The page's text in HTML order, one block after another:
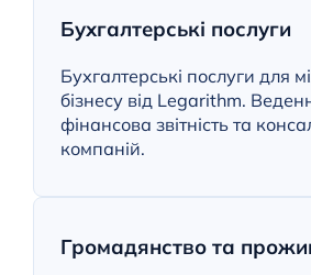
Бухгалтерські послуги
Бухгалтерські послуги для
бізнесу від Legarithm.
фінансова звітність та
компаній.
Громадянство та